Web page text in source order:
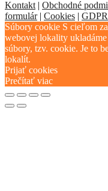
Kontakt | Obchodné
formulár| Cookies | GDPR
Súbory cookie S cieľom
webovej lokality
súbory, tzv. cookie. Je to
lokalít.
Prijať cookies
Prečítať viac